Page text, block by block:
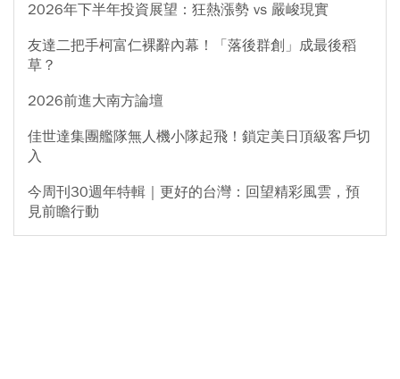
2026年下半年投資展望：狂熱漲勢 vs 嚴峻現實
友達二把手柯富仁裸辭內幕！「落後群創」成最後稻
草？
2026前進大南方論壇
佳世達集團艦隊無人機小隊起飛！鎖定美日頂級客戶切
入
今周刊30週年特輯｜更好的台灣：回望精彩風雲，預
見前瞻行動